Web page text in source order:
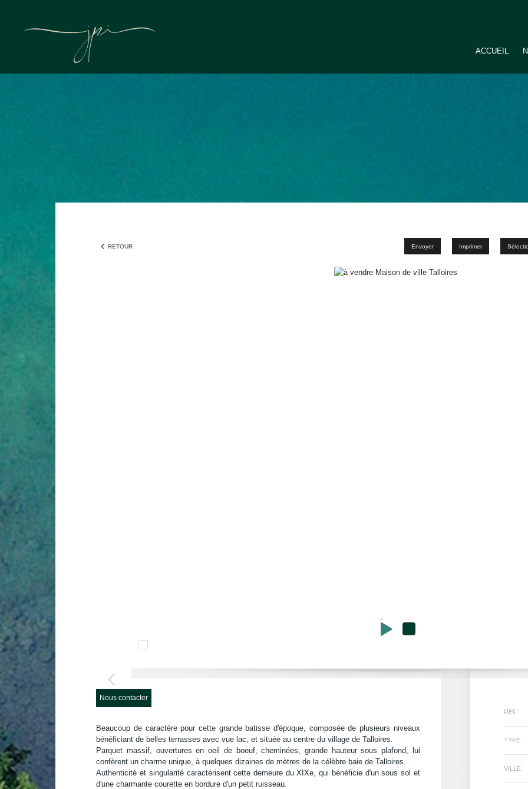
ACCUEIL
RETOUR Envoyer Imprimer
REF
TYPE
VILLE
Nous contacter
Beaucoup de caractère pour cette grande batisse d'époque, composée de plusieurs niveaux
bénéficiant de belles terrasses avec vue lac, et située au centre du village de Talloires.
Parquet massif, ouvertures en oeil de boeuf, cheminées, grande hauteur sous plafond, lui
confèrent un charme unique, à quelques dizaines de mètres de la célèbre baie de Talloires.
Authenticité et singularité caractérisent cette demeure du XIXe, qui bénéficie d'un sous sol et
d'une charmante courette en bordure d'un petit ruisseau.